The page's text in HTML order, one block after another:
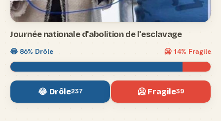
Journée nationale d'abolition de l'esclavage
😂 86% Drôle 🥶 14% Fragile
😂 Drôle237 🥶 Fragile39